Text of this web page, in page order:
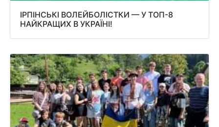
ІРПІНСЬКІ ВОЛЕЙБОЛІСТКИ — У ТОП-8
НАЙКРАЩИХ В УКРАЇНІ!